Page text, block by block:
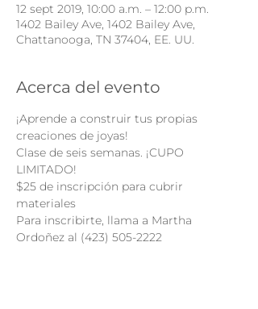
12 sept 2019, 10:00 a.m. – 12:00 p.m.
1402 Bailey Ave, 1402 Bailey Ave,
Chattanooga, TN 37404, EE. UU.
Acerca del evento
¡Aprende a construir tus propias
creaciones de joyas!
Clase de seis semanas. ¡CUPO
LIMITADO!
$25 de inscripción para cubrir
materiales
Para inscribirte, llama a Martha
Ordoñez al (423) 505-2222